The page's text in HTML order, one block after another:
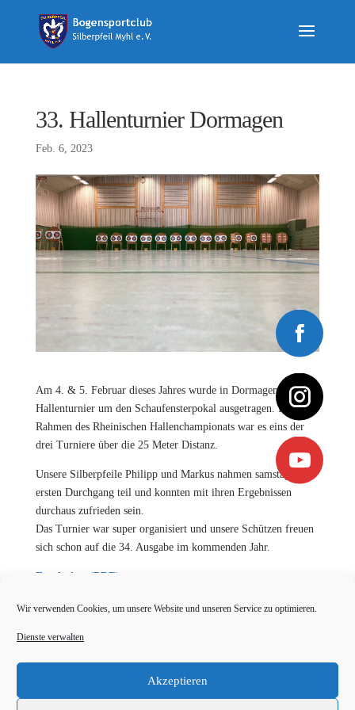
Wir verwenden Cookies, um unsere Website und unseren Service zu optimieren.
Dienste verwalten
Akzeptieren
33. Hallenturnier Dormagen
Feb. 6, 2023
Am 4. & 5. Februar dieses Jahres wurde in Dormagen das 33.
Hallenturnier um den Schaufensterpokal ausgetragen. Im
Rahmen des Rheinischen Hallenchampionats war es eins der
drei Turniere über die 25 Meter Distanz.
Unsere Silberpfeile Philipp und Markus nahmen samstags am
ersten Durchgang teil und konnten mit ihren Ergebnissen
durchaus zufrieden sein.
Das Turnier war super organisiert und unsere Schützen freuen
sich schon auf die 34. Ausgabe im kommenden Jahr.
Ergebnisse (PDF)